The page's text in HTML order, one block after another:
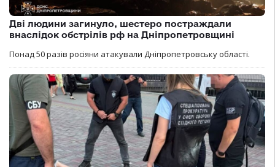
Дві людини загинуло, шестеро постраждали
внаслідок обстрілів рф на Дніпропетровщині
Понад 50 разів росіяни атакували Дніпропетровську області.